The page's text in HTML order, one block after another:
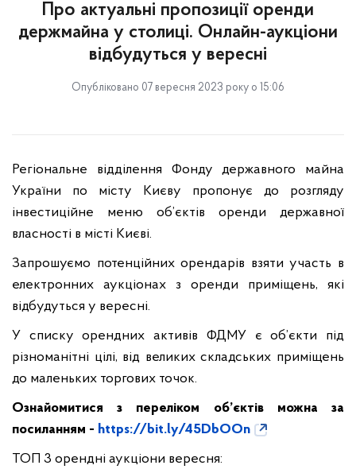
Про актуальні пропозиції оренди
держмайна у столиці. Онлайн-аукціони
відбудуться у вересні
Опубліковано 07 вересня 2023 року о 15:06
Регіональне відділення Фонду державного майна
України по місту Києву пропонує до розгляду
інвестиційне меню об’єктів оренди державної
власності в місті Києві.
Запрошуємо потенційних орендарів взяти участь в
електронних аукціонах з оренди приміщень, які
відбудуться у вересні.
У списку орендних активів ФДМУ є об’єкти під
різноманітні цілі, від великих складських приміщень
до маленьких торгових точок.
Ознайомитися з переліком об’єктів можна за
посиланням - https://bit.ly/45DbOOn
ТОП 3 орендні аукціони вересня: